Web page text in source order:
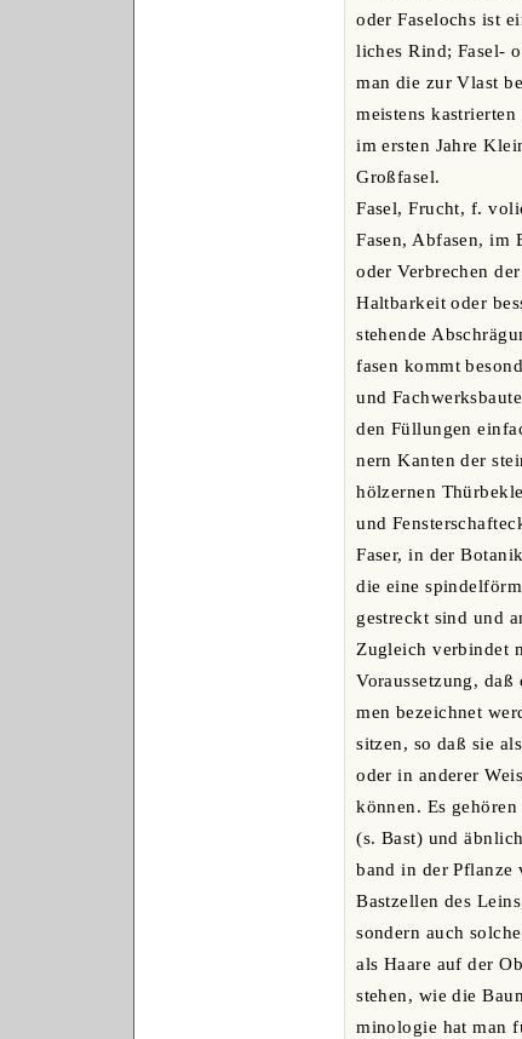
oder Faselochs ist
liches Rind; Fasel-
man die zur Vlast
meistens
im ersten Jahre
Großfasel.
Fasel, Frucht, f.
Fasen, Abfasen, im
oder Verbrechen
Haltbarkeit oder
stehende
fasen kommt
und
den Füllungen
nern Kanten der
hölzernen
und
Faser, in der
die eine
gestreckt sind und
Zugleich verbindet
Voraussetzung,
men bezeichnet
sitzen, so daß sie
oder in anderer
können. Es
(s. Bast) und
band in der Pflanze
Bastzellen des
sondern auch
als Haare auf der
stehen, wie die
minologie hat man